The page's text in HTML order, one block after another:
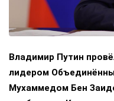
Владимир Путин
лидером
Мухаммедом Бен